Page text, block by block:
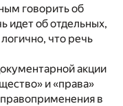
говорить об
идет об отдельных,
что речь
акции
и «права»
в